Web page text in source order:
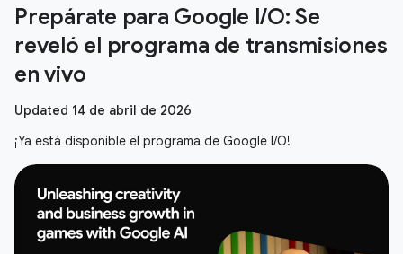
Prepárate para Google I/O: Se
reveló el programa de transmisiones
en vivo
Updated 14 de abril de 2026
¡Ya está disponible el programa de Google I/O!